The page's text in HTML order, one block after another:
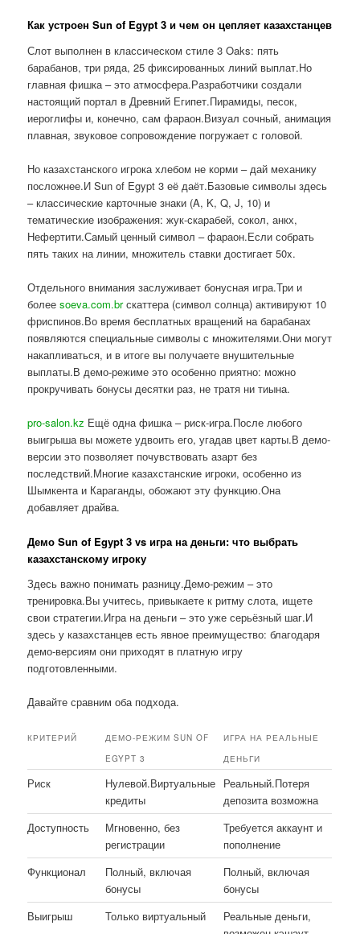
Как устроен Sun of Egypt 3 и чем он цепляет казахстанцев
Слот выполнен в классическом стиле 3 Oaks: пять
барабанов, три ряда, 25 фиксированных линий выплат.Но
главная фишка – это атмосфера.Разработчики создали
настоящий портал в Древний Египет.Пирамиды, песок,
иероглифы и, конечно, сам фараон.Визуал сочный, анимация
плавная, звуковое сопровождение погружает с головой.
Но казахстанского игрока хлебом не корми – дай механику
посложнее.И Sun of Egypt 3 её даёт.Базовые символы здесь
– классические карточные знаки (A, K, Q, J, 10) и
тематические изображения: жук-скарабей, сокол, анкх,
Нефертити.Самый ценный символ – фараон.Если собрать
пять таких на линии, множитель ставки достигает 50x.
Отдельного внимания заслуживает бонусная игра.Три и
болееsoeva.com.brскаттера (символ солнца) активируют 10
фриспинов.Во время бесплатных вращений на барабанах
появляются специальные символы с множителями.Они могут
накапливаться, и в итоге вы получаете внушительные
выплаты.В демо-режиме это особенно приятно: можно
прокручивать бонусы десятки раз, не тратя ни тиына.
pro-salon.kz Ещё одна фишка – риск-игра.После любого
выигрыша вы можете удвоить его, угадав цвет карты.В демо-
версии это позволяет почувствовать азарт без
последствий.Многие казахстанские игроки, особенно из
Шымкента и Караганды, обожают эту функцию.Она
добавляет драйва.
Демо Sun of Egypt 3 vs игра на деньги: что выбрать
казахстанскому игроку
Здесь важно понимать разницу.Демо-режим – это
тренировка.Вы учитесь, привыкаете к ритму слота, ищете
свои стратегии.Игра на деньги – это уже серьёзный шаг.И
здесь у казахстанцев есть явное преимущество: благодаря
демо-версиям они приходят в платную игру
подготовленными.
Давайте сравним оба подхода.
КРИТЕРИЙ
ДЕМО-РЕЖИМ SUN OF
EGYPT 3
ИГРА НА РЕАЛЬНЫЕ
ДЕНЬГИ
Риск
Нулевой.Виртуальные
кредиты
Реальный.Потеря
депозита возможна
Доступность
Мгновенно, без
регистрации
Требуется аккаунт и
пополнение
Функционал
Полный, включая
бонусы
Полный, включая
бонусы
Выигрыш
Только виртуальный
Реальные деньги,